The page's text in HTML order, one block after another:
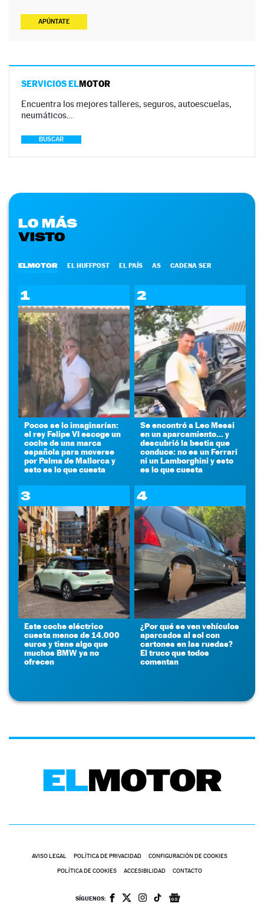
APÚNTATE
SERVICIOS ELMOTOR
Encuentra los mejores talleres, seguros, autoescuelas,
neumáticos…
BUSCAR
LO MÁS
VISTO
ELMOTOR EL HUFFPOST EL PAÍS AS CADENA SER
1
Pocos se lo imaginarían:
el rey Felipe VI escoge un
coche de una marca
española para moverse
por Palma de Mallorca y
esto es lo que cuesta
2
Se encontró a Leo Messi
en un aparcamiento... y
descubrió la bestia que
conduce: no es un Ferrari
ni un Lamborghini y esto
es lo que cuesta
3
Este coche eléctrico
cuesta menos de 14.000
euros y tiene algo que
muchos BMW ya no
ofrecen
4
¿Por qué se ven vehículos
aparcados al sol con
cartones en las ruedas?
El truco que todos
comentan
AVISO LEGAL POLÍTICA DE PRIVACIDAD CONFIGURACIÓN DE COOKIES
POLÍTICA DE COOKIES ACCESIBILIDAD CONTACTO
SÍGUENOS: